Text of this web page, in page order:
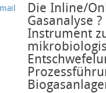
Die Inline/
Gasanalyse
Instrument